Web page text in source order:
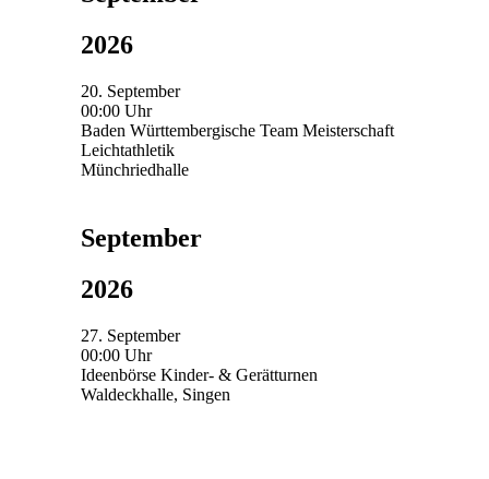
2026
20. September
00:00 Uhr
Baden Württembergische Team Meisterschaft
Leichtathletik
Münchriedhalle
September
2026
27. September
00:00 Uhr
Ideenbörse Kinder- & Gerätturnen
Waldeckhalle, Singen